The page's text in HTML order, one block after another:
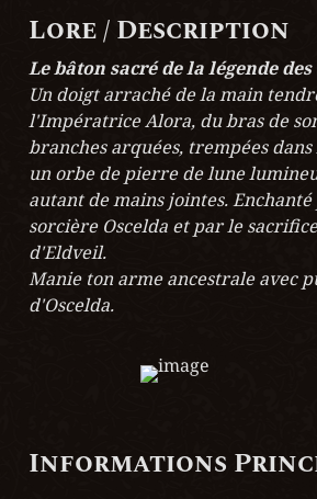
Lore / Description
Le bâton sacré de la légende des
Un doigt arraché de la main
l'Impératrice Alora, du bras de
branches arquées, trempées
un orbe de pierre de lune
autant de mains jointes.
sorcière Oscelda et par le
d'Eldveil.
Manie ton arme ancestrale avec
d'Oscelda.
Informations